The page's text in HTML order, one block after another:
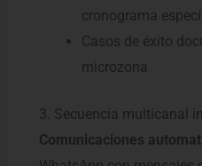
cronograma
Casos de éxito
microzona
3. Secuencia multicanal
Comunicaciones